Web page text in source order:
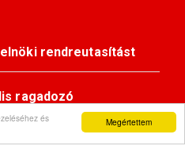
Megértettem
és
rendreutasítást
ragadozó